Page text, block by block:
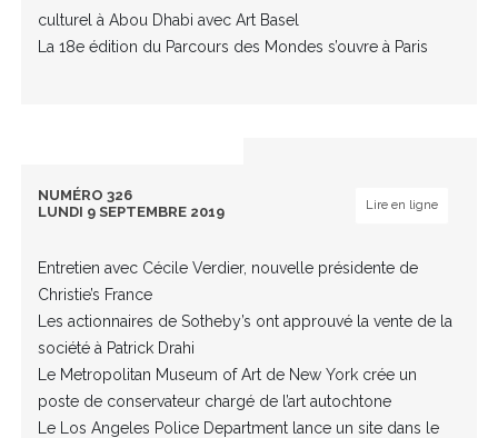
culturel à Abou Dhabi avec Art Basel
La 18e édition du Parcours des Mondes s’ouvre à Paris
NUMÉRO 326
LUNDI 9 SEPTEMBRE 2019
Lire en ligne
Entretien avec Cécile Verdier, nouvelle présidente de
Christie’s France
Les actionnaires de Sotheby’s ont approuvé la vente de la
société à Patrick Drahi
Le Metropolitan Museum of Art de New York crée un
poste de conservateur chargé de l’art autochtone
Le Los Angeles Police Department lance un site dans le